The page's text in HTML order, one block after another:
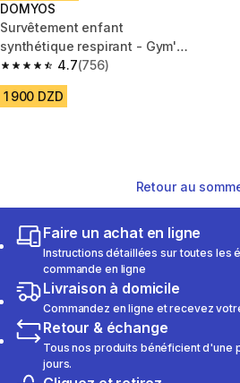
DOMYOS
Survêtement enfant
synthétique respirant - Gym'y
rose et pantalon marine
4.7
4.7 out of 5 stars from 756 reviews
(756)
1 900 DZD
Retour au
Faire un achat en ligne
Instructions détaillées sur toutes les
commande en ligne
Livraison à domicile
Commandez en ligne et recevez
Retour & échange
Tous nos produits bénéficient d'une
jours.